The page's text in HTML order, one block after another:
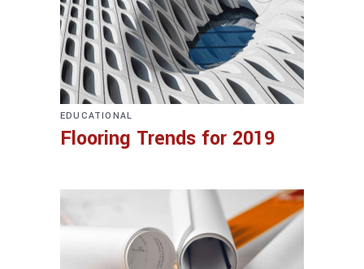
EDUCATIONAL
Flooring Trends for 2019